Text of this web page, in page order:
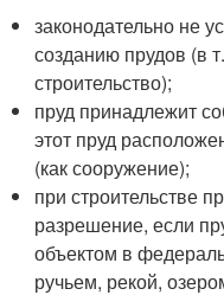
законодательно не
созданию прудов (в
строительство);
пруд принадлежит
этот пруд
(как сооружение);
при строительстве
разрешение, если
объектом в
ручьем, рекой,